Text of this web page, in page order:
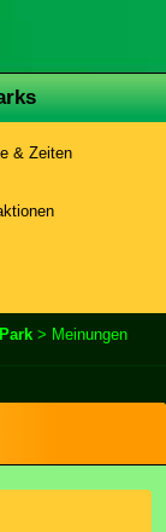
& Zeiten
> Meinungen